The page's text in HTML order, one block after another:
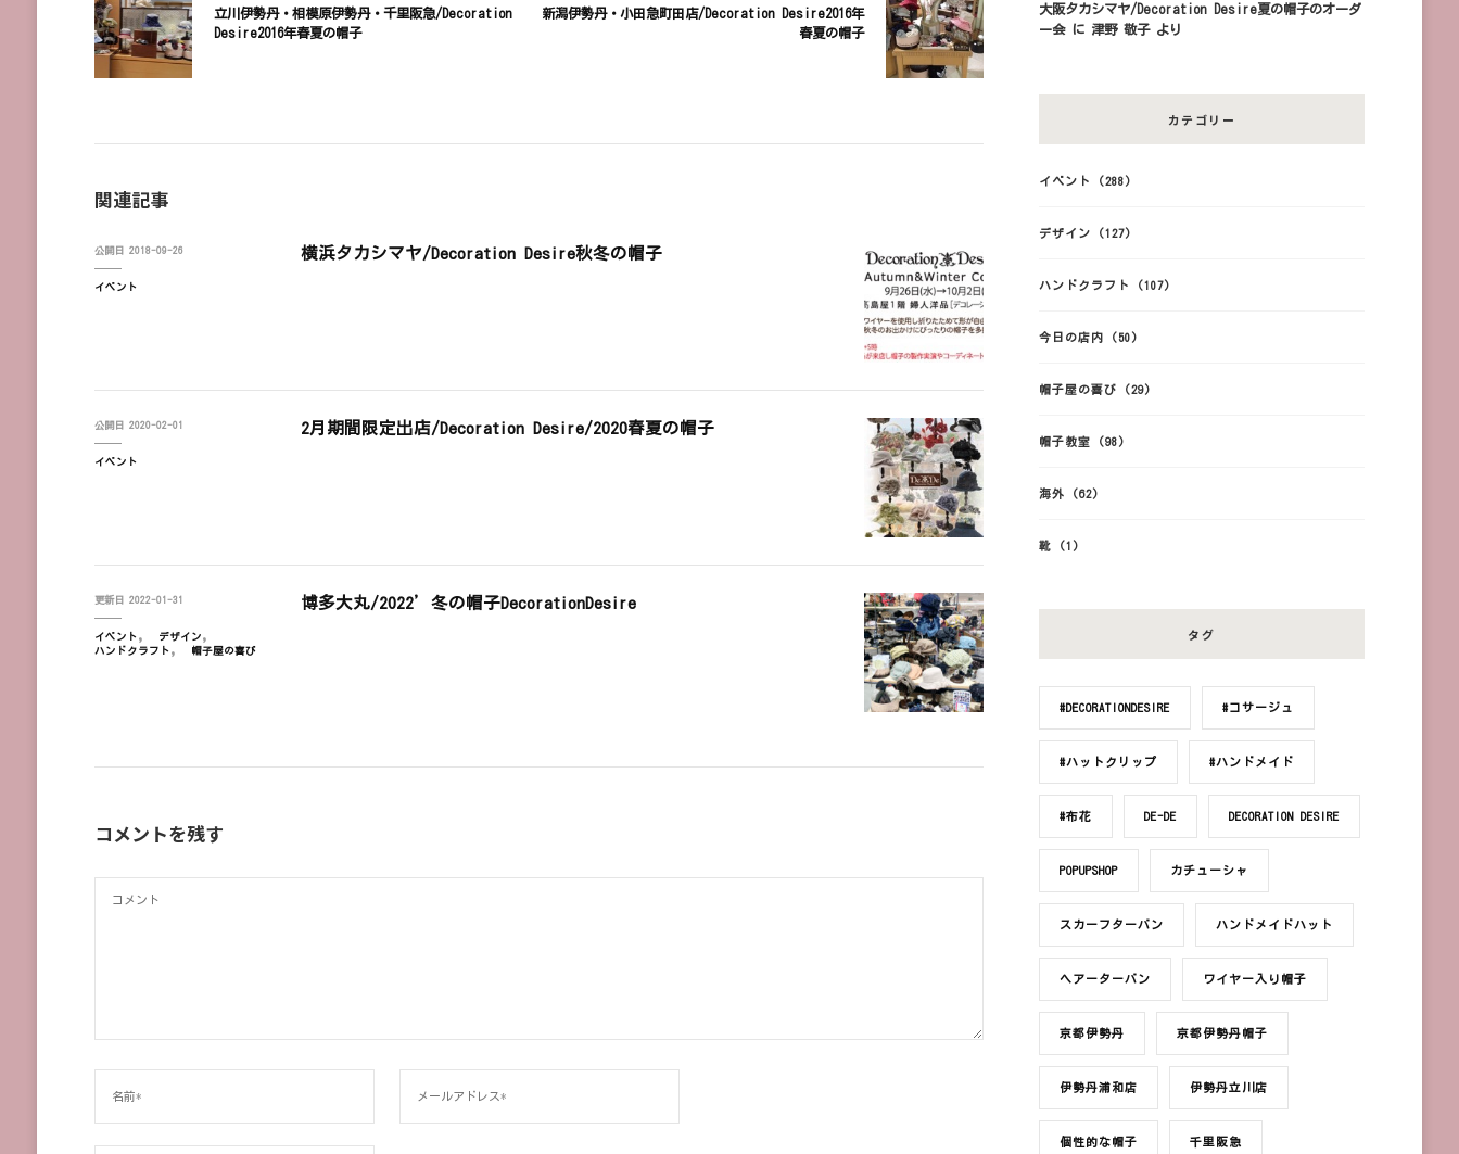
立川伊勢丹・相模原伊勢丹・千里阪急/Decoration
Desire2016年春夏の帽子
新潟伊勢丹・小田急町田店/Decoration Desire2016年
春夏の帽子
関連記事
公開日 2018-09-26
イベント
横浜タカシマヤ/Decoration Desire秋冬の帽子
公開日 2020-02-01
イベント
2月期間限定出店/Decoration Desire/2020春夏の帽子
更新日 2022-01-31
イベント
デザイン
ハンドクラフト
帽子屋の喜び
博多大丸/2022’冬の帽子DecorationDesire
コメントを残す
大阪タカシマヤ/Decoration Desire夏の帽子のオーダ
ー会に 津野 敬子より
カテゴリー
イベント (288)
デザイン (127)
ハンドクラフト (107)
今日の店内 (50)
帽子屋の喜び (29)
帽子教室 (98)
海外 (62)
靴 (1)
タグ
#DECORATIONDESIRE #コサージュ
#ハットクリップ #ハンドメイド
#布花 DE-DE DECORATION DESIRE
POPUPSHOP カチューシャ
スカーフターバン ハンドメイドハット
ヘアーターバン ワイヤー入り帽子
京都伊勢丹 京都伊勢丹帽子
伊勢丹浦和店 伊勢丹立川店
個性的な帽子 千里阪急